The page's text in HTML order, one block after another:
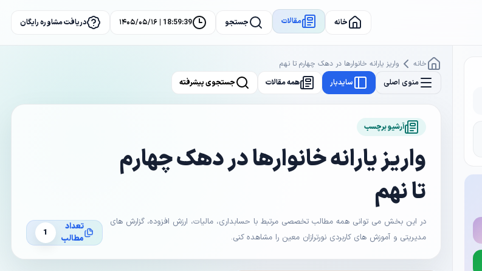
خانه مقالات جستجو 18:59:39 | ۱۴۰۵/۰۵/۱۶ دریافت مشاوره رایگان
خانه
واریز یارانه خانوارها در دهک‌ چهارم تا نهم
منوی اصلی
سایدبار همه مقالات جستجوی پیشرفته
آرشیو برچسب
واریز یارانه خانوارها در دهک‌ چهارم
تا نهم
در این بخش می توانی همه مطالب تخصصی مرتبط با حسابداری، مالیات، ارزش افزوده، گزارش های
مدیریتی و آموزش های کاربردی نورترازان معین را مشاهده کنی.
تعداد
مطالب
1